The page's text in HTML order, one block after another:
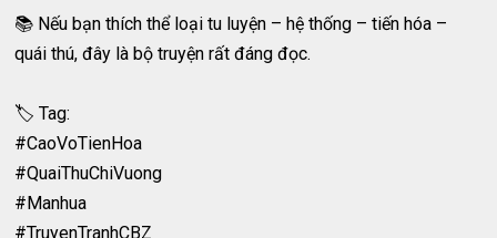
📚 Nếu bạn thích thể loại tu luyện – hệ thống – tiến hóa –
quái thú, đây là bộ truyện rất đáng đọc.
🏷 Tag:
#CaoVoTienHoa
#QuaiThuChiVuong
#Manhua
#TruyenTranhCBZ